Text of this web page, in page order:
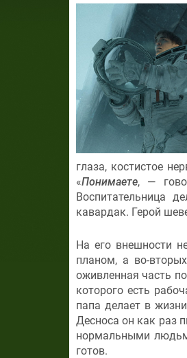
глаза, костистое
«Понимаете, —
Воспитательница
кавардак. Герой
На его внешности
планом, а во-
оживленная часть
которого есть
папа делает в
Десноса он как раз
нормальными
готов.